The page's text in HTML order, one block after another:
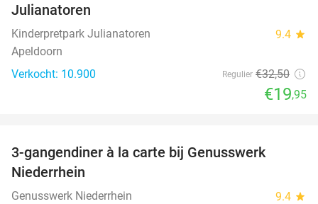
Julianatoren
Kinderpretpark Julianatoren 9.4 star
Apeldoorn
Verkocht: 10.900
Regulier €32,50
€19,95
3-gangendiner à la carte bij Genusswerk
Niederrhein
Genusswerk Niederrhein 9.4 star